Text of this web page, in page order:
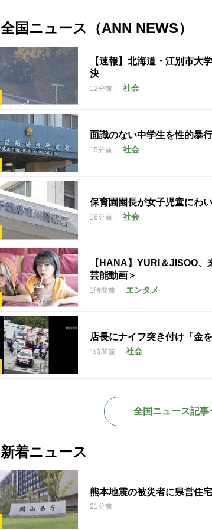
全国ニュース（ANN NEWS）
【速報】北海道・江別市大
決
12分前 社会
面識のない中学生を性的暴
15分前 社会
保育園園長が女子児童にわ
16分前 社会
【HANA】YURI＆JISOO
芸能動画＞
1時間前 エンタメ
店長にナイフ突き付け「
1時間前 社会
全国ニュース記事
新着ニュース
熊本地震の被災者に県営住
21分前